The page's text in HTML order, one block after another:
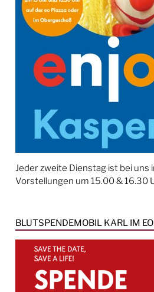
Jeder zweite Dienstag ist bei uns
Vorstellungen um 15.00 & 16.30
BLUTSPENDEMOBIL KARL IM EO